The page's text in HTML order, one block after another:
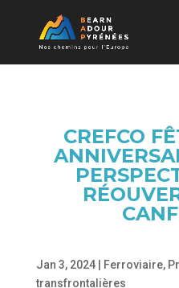
CREFCO
Jan 3, 2024| Ferroviaire,
transfrontalières